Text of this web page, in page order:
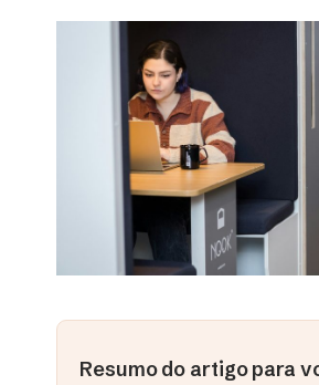
Resumo do artigo para